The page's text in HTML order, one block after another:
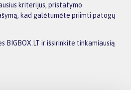
kriterijus, pristatymo
kad galėtumėte priimti patogų
BIGBOX.LT ir išsirinkite tinkamiausią